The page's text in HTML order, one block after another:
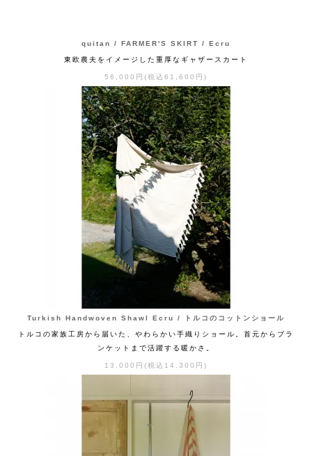
quitan / FARMER'S SKIRT / Ecru
東欧農夫をイメージした重厚なギャザースカート
56,000円(税込61,600円)
Turkish Handwoven Shawl Ecru / トルコのコットンショール
トルコの家族工房から届いた、やわらかい手織りショール。首元からブラ
ンケットまで活躍する暖かさ。
13,000円(税込14,300円)